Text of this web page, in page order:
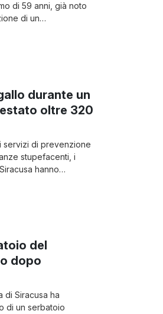
di 59 anni, già noto
di un
emesso dall’Ufficio
durante un
oltre 320
servizi di prevenzione
stupefacenti, i
hanno
penali, per
del
dopo
di Siracusa ha
di un serbatoio